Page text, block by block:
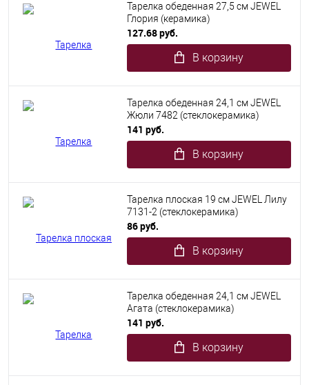
Тарелка обеденная 27,5 см JEWEL
Глория (керамика)
127.68 руб.
В корзину
Тарелка обеденная 24,1 см JEWEL
Жюли 7482 (стеклокерамика)
141 руб.
В корзину
Тарелка плоская 19 см JEWEL Лилу
7131-2 (стеклокерамика)
86 руб.
В корзину
Тарелка обеденная 24,1 см JEWEL
Агата (стеклокерамика)
141 руб.
В корзину